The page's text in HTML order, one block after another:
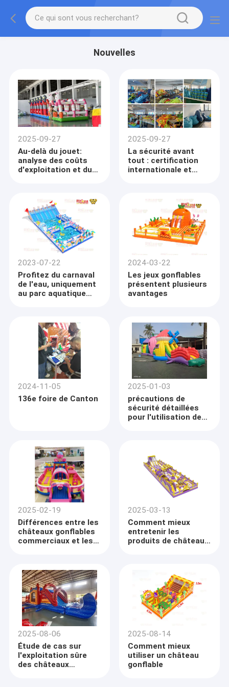
Nouvelles
2025-09-27
Au-delà du jouet:
analyse des coûts
d'exploitation et du
pour les acheteurs de
châteaux gonflables
2025-09-27
La sécurité avant
tout : certification
internationale et
l'acquisition de
châteaux gonflables
2023-07-22
Profitez du carnaval
de l'eau, uniquement
au parc aquatique
2024-03-22
Les jeux gonflables
présentent plusieurs
avantages
2024-11-05
136e foire de Canton
2025-01-03
précautions de
sécurité détaillées
pour l'utilisation des
2025-02-19
Différences entre les
châteaux gonflables
commerciaux et les
2025-03-13
Comment mieux
entretenir les
produits de château
2025-08-06
Étude de cas sur
l'exploitation sûre
des châteaux
2025-08-14
Comment mieux
utiliser un château
gonflable